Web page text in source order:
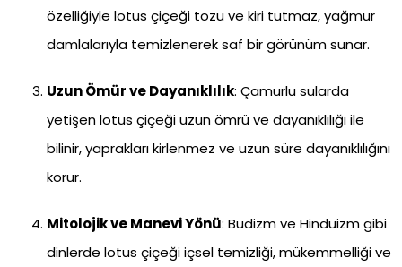
özelliğiyle lotus çiçeği tozu ve kiri tutmaz, yağmur
damlalarıyla temizlenerek saf bir görünüm sunar.
Uzun Ömür ve Dayanıklılık: Çamurlu sularda
yetişen lotus çiçeği uzun ömrü ve dayanıklılığı ile
bilinir, yaprakları kirlenmez ve uzun süre dayanıklılığını
korur.
Mitolojik ve Manevi Yönü: Budizm ve Hinduizm gibi
dinlerde lotus çiçeği içsel temizliği, mükemmelliği ve